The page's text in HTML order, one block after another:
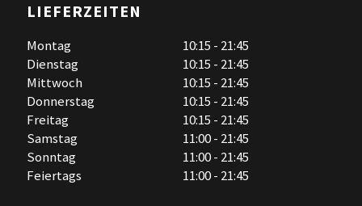
LIEFERZEITEN
Montag
10:15 - 21:45
Dienstag
10:15 - 21:45
Mittwoch
10:15 - 21:45
Donnerstag
10:15 - 21:45
Freitag
10:15 - 21:45
Samstag
11:00 - 21:45
Sonntag
11:00 - 21:45
Feiertags
11:00 - 21:45